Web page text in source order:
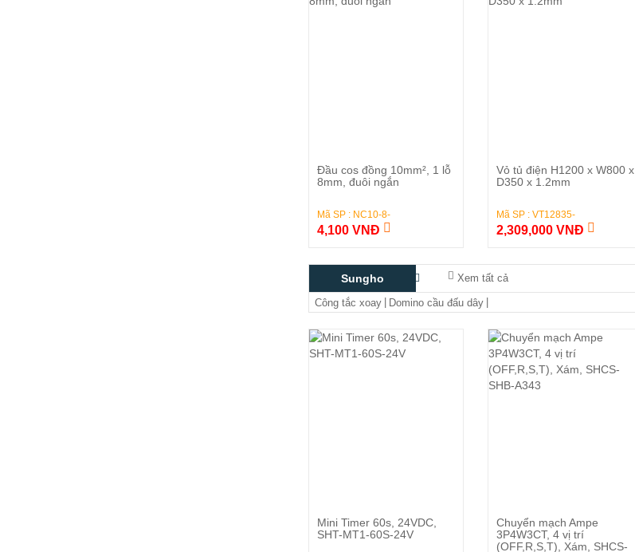
Đặt Hàng
Đầu cos đồng 10mm², 1 lỗ
8mm, đuôi ngắn
Mã SP : NC10-8-
4,100 VNĐ
Đặt Hàng
Vỏ tủ điện H1200 x W800 x
D350 x 1.2mm
Mã SP : VT12835-
2,309,000 VNĐ
Sungho Xem tất cả
Công tắc xoay Domino cầu đấu dây
Đặt Hàng
Mini Timer 60s, 24VDC,
SHT-MT1-60S-24V
Đặt Hàng
Chuyển mạch Ampe
3P4W3CT, 4 vị trí
(OFF,R,S,T), Xám, SHCS-